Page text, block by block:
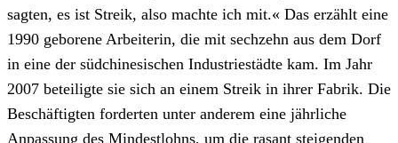
sagten, es ist Streik, also machte ich mit.« Das erzählt eine
1990 geborene Arbeiterin, die mit sechzehn aus dem Dorf
in eine der südchinesischen Industriestädte kam. Im Jahr
2007 beteiligte sie sich an einem Streik in ihrer Fabrik. Die
Beschäftigten forderten unter anderem eine jährliche
Anpassung des Mindestlohns, um die rasant steigenden